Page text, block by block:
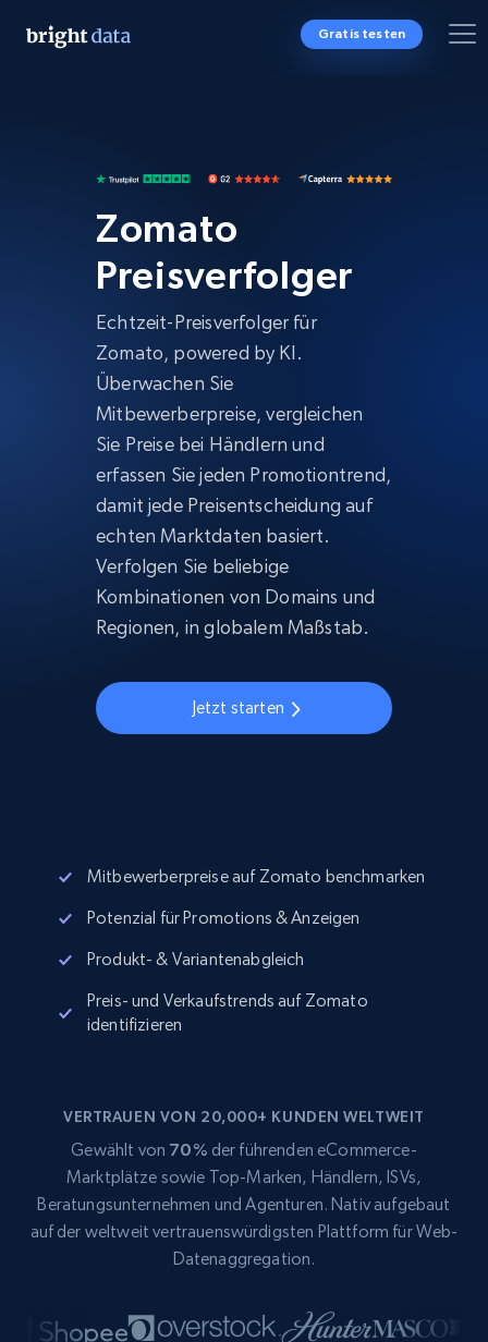
Gratis testen
Zomato
Preisverfolger
Echtzeit-Preisverfolger für
Zomato, powered by KI.
Überwachen Sie
Mitbewerberpreise, vergleichen
Sie Preise bei Händlern und
erfassen Sie jeden Promotiontrend,
damit jede Preisentscheidung auf
echten Marktdaten basiert.
Verfolgen Sie beliebige
Kombinationen von Domains und
Regionen, in globalem Maßstab.
Jetzt starten
Mitbewerberpreise auf Zomato benchmarken
Potenzial für Promotions & Anzeigen
Produkt- & Variantenabgleich
Preis- und Verkaufstrends auf Zomato
identifizieren
VERTRAUEN VON 20,000+ KUNDEN WELTWEIT
Gewählt von 70% der führenden eCommerce-
Marktplätze sowie Top-Marken, Händlern, ISVs,
Beratungsunternehmen und Agenturen. Nativ aufgebaut
auf der weltweit vertrauenswürdigsten Plattform für Web-
Datenaggregation.